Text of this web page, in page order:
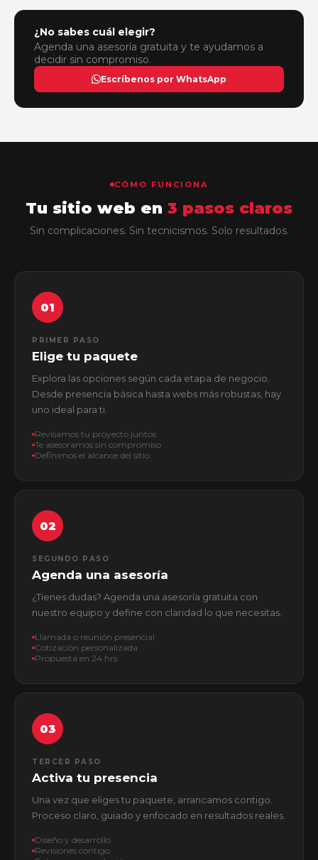
¿No sabes cuál elegir?
Agenda una asesoría gratuita y te ayudamos a
decidir sin compromiso.
Escríbenos por WhatsApp
CÓMO FUNCIONA
Tu sitio web en 3 pasos claros
Sin complicaciones. Sin tecnicismos. Solo resultados.
01
PRIMER PASO
Elige tu paquete
Explora las opciones según cada etapa de negocio.
Desde presencia básica hasta webs más robustas, hay
uno ideal para ti.
Revisamos tu proyecto juntos
Te asesoramos sin compromiso
Definimos el alcance del sitio
02
SEGUNDO PASO
Agenda una asesoría
¿Tienes dudas? Agenda una asesoría gratuita con
nuestro equipo y define con claridad lo que necesitas.
Llamada o reunión presencial
Cotización personalizada
Propuesta en 24 hrs
03
TERCER PASO
Activa tu presencia
Una vez que eliges tu paquete, arrancamos contigo.
Proceso claro, guiado y enfocado en resultados reales.
Diseño y desarrollo
Revisiones contigo